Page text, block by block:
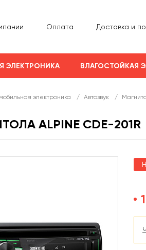
Оплата Доставка и
ЭЛЕКТРОНИКА ВЛАГОСТОЙКАЯ
электроника / Автозвук /
ALPINE CDE-201R